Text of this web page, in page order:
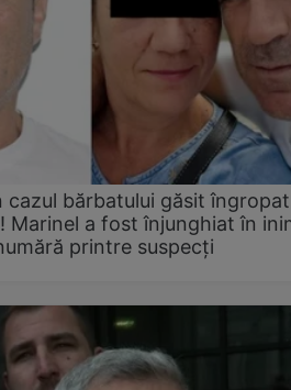
cazul bărbatului găsit
Marinel a fost înjunghiat în
printre suspecți